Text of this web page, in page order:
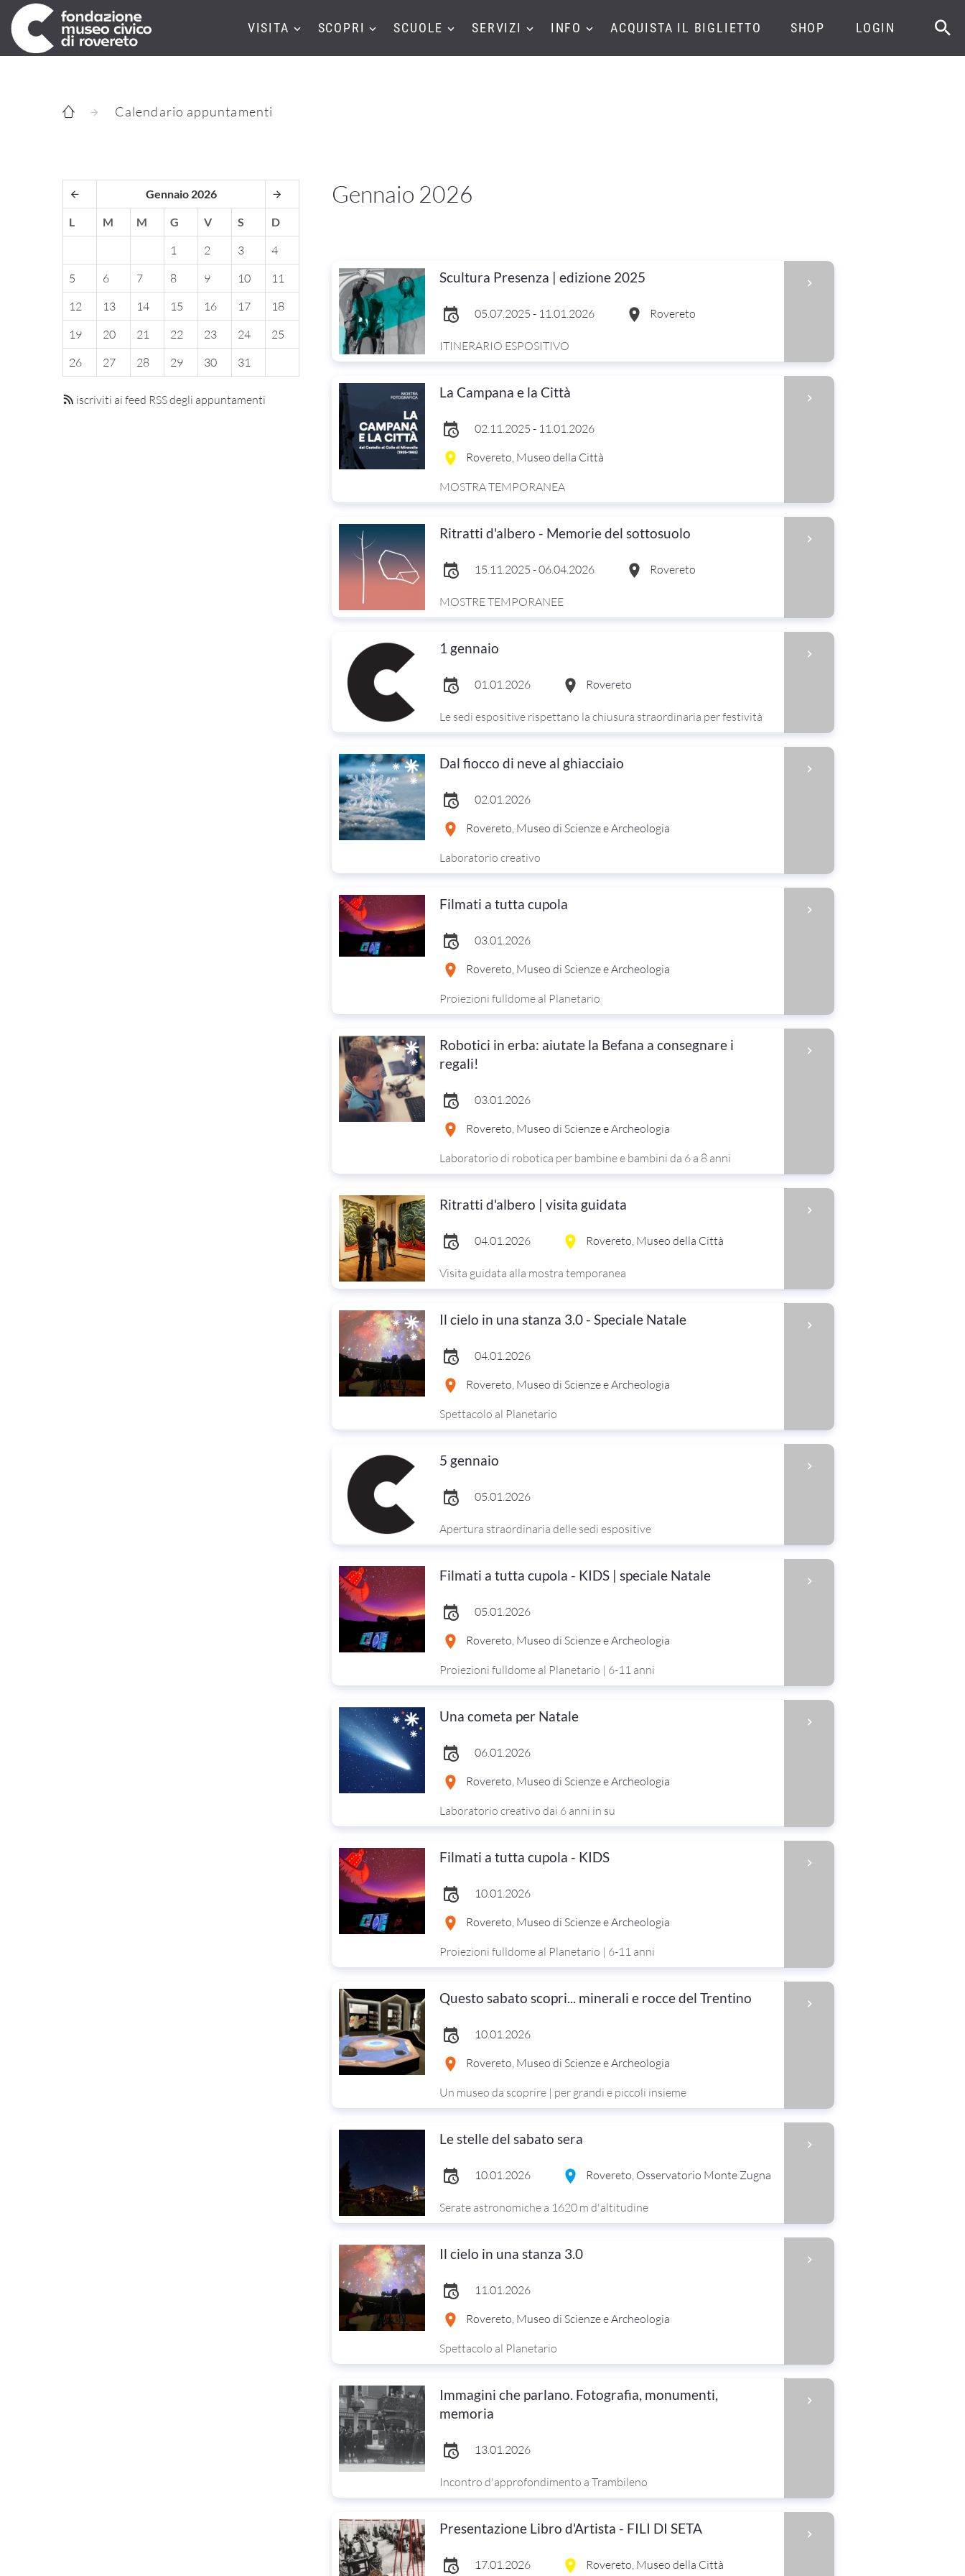
VISITA SCOPRI SCUOLE SERVIZI INFO ACQUISTA IL BIGLIETTO SHOP LOGIN
Calendario appuntamenti
Gennaio 2026
L M M G V S D
1 2 3
4
5
6 7 8 9 10
11
12
13 14 15 16 17
18
19
20 21 22 23 24
25
26
27 28 29 30 31
iscriviti ai feed RSS degli appuntamenti
Gennaio 2026
Scultura Presenza | edizione 2025
05.07.2025 - 11.01.2026 Rovereto
ITINERARIO ESPOSITIVO
La Campana e la Città
02.11.2025 - 11.01.2026
Rovereto, Museo della Città
MOSTRA TEMPORANEA
Ritratti d'albero - Memorie del sottosuolo
15.11.2025 - 06.04.2026 Rovereto
MOSTRE TEMPORANEE
1 gennaio
01.01.2026 Rovereto
Le sedi espositive rispettano la chiusura straordinaria per festività
Dal fiocco di neve al ghiacciaio
02.01.2026
Rovereto, Museo di Scienze e Archeologia
Laboratorio creativo
Filmati a tutta cupola
03.01.2026
Rovereto, Museo di Scienze e Archeologia
Proiezioni fulldome al Planetario
Robotici in erba: aiutate la Befana a consegnare i
regali!
03.01.2026
Rovereto, Museo di Scienze e Archeologia
Laboratorio di robotica per bambine e bambini da 6 a 8 anni
Ritratti d'albero | visita guidata
04.01.2026 Rovereto, Museo della Città
Visita guidata alla mostra temporanea
Il cielo in una stanza 3.0 - Speciale Natale
04.01.2026
Rovereto, Museo di Scienze e Archeologia
Spettacolo al Planetario
5 gennaio
05.01.2026
Apertura straordinaria delle sedi espositive
Filmati a tutta cupola - KIDS | speciale Natale
05.01.2026
Rovereto, Museo di Scienze e Archeologia
Proiezioni fulldome al Planetario | 6-11 anni
Una cometa per Natale
06.01.2026
Rovereto, Museo di Scienze e Archeologia
Laboratorio creativo dai 6 anni in su
Filmati a tutta cupola - KIDS
10.01.2026
Rovereto, Museo di Scienze e Archeologia
Proiezioni fulldome al Planetario | 6-11 anni
Questo sabato scopri... minerali e rocce del Trentino
10.01.2026
Rovereto, Museo di Scienze e Archeologia
Un museo da scoprire | per grandi e piccoli insieme
Le stelle del sabato sera
10.01.2026 Rovereto, Osservatorio Monte Zugna
Serate astronomiche a 1620 m d'altitudine
Il cielo in una stanza 3.0
11.01.2026
Rovereto, Museo di Scienze e Archeologia
Spettacolo al Planetario
Immagini che parlano. Fotografia, monumenti,
memoria
13.01.2026
Incontro d'approfondimento a Trambileno
Presentazione Libro d'Artista - FILI DI SETA
17.01.2026 Rovereto, Museo della Città